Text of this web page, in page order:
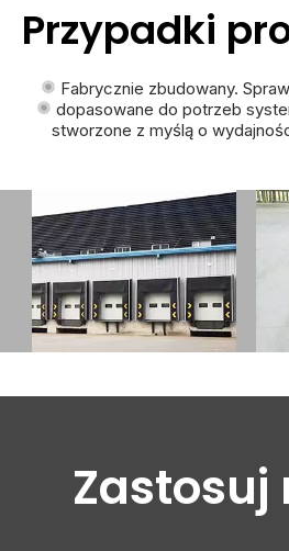
Przypadki
Fabrycznie zbudowany.
dopasowane do potrzeb
stworzone z myślą o
Zastosuj